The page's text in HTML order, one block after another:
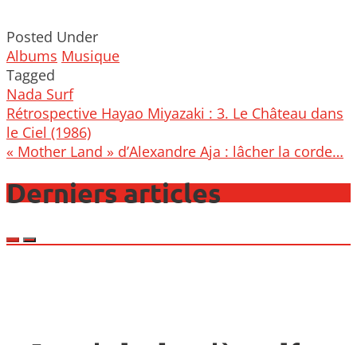
Posted Under
Albums Musique
Tagged
Nada Surf
Post
navigation
Rétrospective Hayao Miyazaki : 3. Le Château dans
le Ciel (1986)
« Mother Land » d’Alexandre Aja : lâcher la corde…
Derniers articles